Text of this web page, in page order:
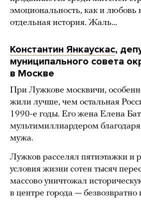
эмоциональность, как и любовь
отдельная история. Жаль…
Константин Янкаускас,
муниципального совета
в Москве
При Лужкове москвичи,
жили лучше, чем остальная
1990-е годы. Его жена Елена
мультимиллиардером благодаря
мужа.
Лужков расселял пятиэтажки и
условия жизни сотен тысяч
массово уничтожал
в центре города — безвозвратно